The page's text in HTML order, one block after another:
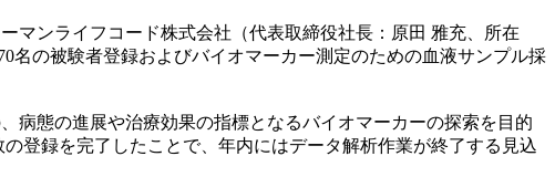
マンライフコード株式会社（代表取締役社長：原田 雅充、所在
の被験者登録およびバイオマーカー測定のための血液サンプル採
病態の進展や治療効果の指標となるバイオマーカーの探索を目的
登録を完了したことで、年内にはデータ解析作業が終了する見込